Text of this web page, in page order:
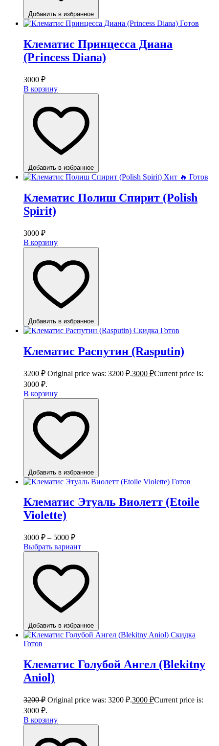
Добавить в избранное
Готов
Клематис Принцесса Диана
(Princess Diana)
3000 ₽
В корзину
Добавить в избранное
Хит 🔥 Готов
Клематис Полиш Спирит (Polish
Spirit)
3000 ₽
В корзину
Добавить в избранное
Скидка Готов
Клематис Распутин (Rasputin)
3200₽ Original price was: 3200 ₽.3000 ₽Current price is:
3000 ₽.
В корзину
Добавить в избранное
Готов
Клематис Этуаль Виолетт (Etoile
Violette)
3000 ₽ – 5000 ₽
Выбрать вариант
Добавить в избранное
Скидка
Готов
Клематис Голубой Ангел (Blekitny
Aniol)
3200₽ Original price was: 3200 ₽.3000 ₽Current price is:
3000 ₽.
В корзину